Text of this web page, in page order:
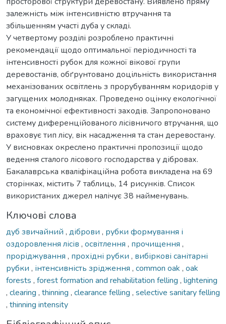
залежність між інтенсивністю втручання та
збільшенням участі дуба у складі.
У четвертому розділі розроблено практичні
рекомендації щодо оптимальної періодичності та
інтенсивності рубок для кожної вікової групи
деревостанів, обґрунтовано доцільність використання
механізованих освітлень з прорубуванням коридорів у
загущених молодняках. Проведено оцінку екологічної
та економічної ефективності заходів. Запропоновано
систему диференційованого лісівничого втручання, що
враховує тип лісу, вік насадження та стан деревостану.
У висновках окреслено практичні пропозиції щодо
ведення сталого лісового господарства у дібровах.
Бакалаврська кваліфікаційна робота викладена на 69
сторінках, містить 7 таблиць, 14 рисунків. Список
використаних джерел налічує 38 найменувань.
Ключові слова
дуб звичайний , діброви , рубки формування і
оздоровлення лісів , освітлення , прочищення ,
проріджування , прохідні рубки , вибіркові санітарні
рубки , інтенсивність зрідження , common oak , oak
forests , forest formation and rehabilitation felling , lightening
, clearing , thinning , clearance felling , selective sanitary felling
, thinning intensity